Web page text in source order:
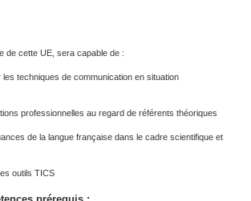
de cette UE, sera capable de :
les techniques de communication en situation
professionnelles au regard de référents théoriques
de la langue française dans le cadre scientifique et
outils TICS